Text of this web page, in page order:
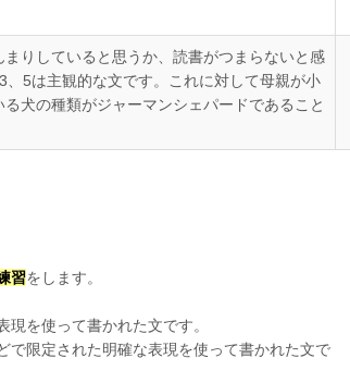
りしていると思うか、読書がつまらないと感
5は主観的な文です。これに対して母親が小
犬の種類がジャーマンシェパードであること
習をします。
を使って書かれた文です。
で限定された明確な表現を使って書かれた文で